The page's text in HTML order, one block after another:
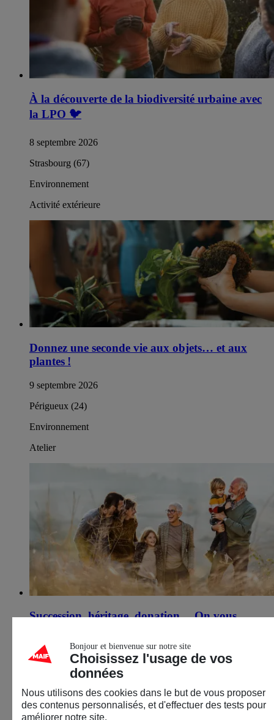
À la découverte de la biodiversité urbaine avec
la LPO 🐦
8 septembre 2026
Strasbourg (67)
Environnement
Activité extérieure
Donnez une seconde vie aux objets… et aux
plantes !
9 septembre 2026
Périgueux (24)
Environnement
Atelier
Succession, héritage, donation… On vous
15 septembre 2026
Thionville (57)
Épargne
Décryptage & infos
Bonjour et bienvenue sur notre site
Choisissez l'usage de vos
données
Nous utilisons des cookies dans le but de vous proposer
des contenus personnalisés, et d'effectuer des tests pour
améliorer notre site.